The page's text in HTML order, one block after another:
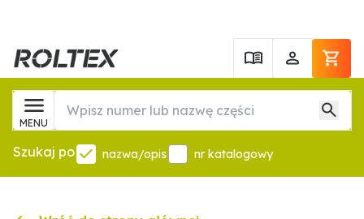
MENU
Szukaj po nazwa/opis nr katalogowy